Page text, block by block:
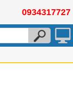
0934317727